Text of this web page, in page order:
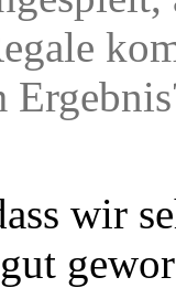
wir